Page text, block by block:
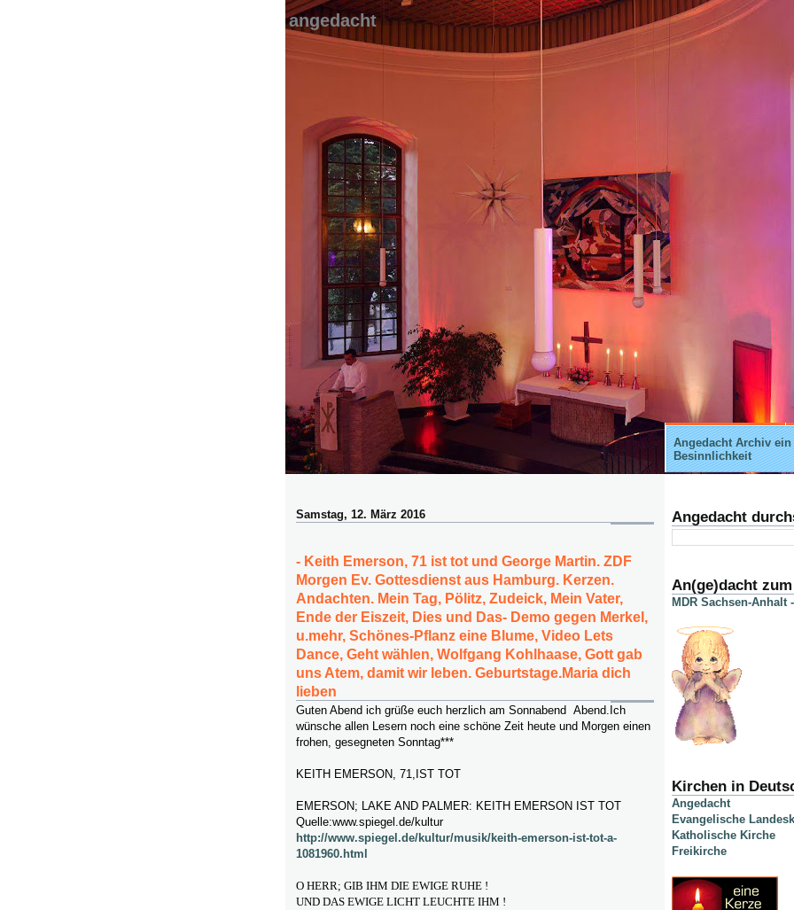
angedacht
Angedacht Archiv
Besinnlichkeit
Samstag, 12. März 2016
- Keith Emerson, 71 ist tot und George Martin. ZDF
Morgen Ev. Gottesdienst aus Hamburg. Kerzen.
Andachten. Mein Tag, Pölitz, Zudeick, Mein Vater,
Ende der Eiszeit, Dies und Das- Demo gegen Merkel,
u.mehr, Schönes-Pflanz eine Blume, Video Lets
Dance, Geht wählen, Wolfgang Kohlhaase, Gott gab
uns Atem, damit wir leben. Geburtstage.Maria dich
lieben
Guten Abend ich grüße euch herzlich am Sonnabend Abend.Ich
wünsche allen Lesern noch eine schöne Zeit heute und Morgen einen
frohen, gesegneten Sonntag***
KEITH EMERSON, 71,IST TOT
EMERSON; LAKE AND PALMER: KEITH EMERSON IST TOT
Quelle:www.spiegel.de/kultur
http://www.spiegel.de/kultur/musik/keith-emerson-ist-tot-a-
1081960.html
O HERR; GIB IHM DIE EWIGE RUHE !
UND DAS EWIGE LICHT LEUCHTE IHM !
Angedacht
An(ge)dacht
MDR Sachsen-Anhalt
Kirchen in
Angedacht
Evangelische
Katholische Kirche
Freikirche